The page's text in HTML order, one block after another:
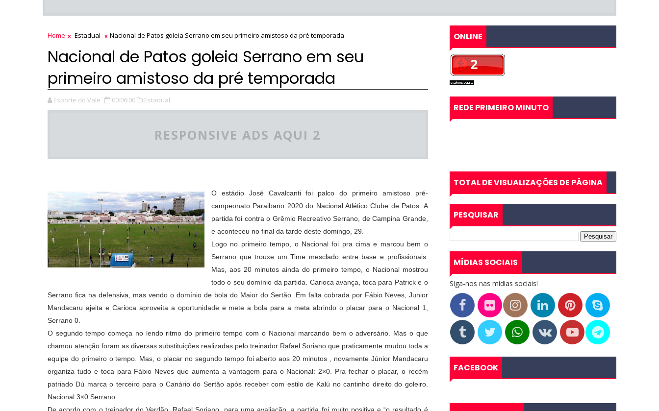
Home Estadual Nacional de Patos goleia Serrano em seu primeiro amistoso da pré temporada
Nacional de Patos goleia Serrano em seu
primeiro amistoso da pré temporada
Esporte do Vale 00:06:00 Estadual,
RESPONSIVE ADS AQUI 2
O estádio José Cavalcanti foi palco do primeiro amistoso pré-
campeonato Paraibano 2020 do Nacional Atlético Clube de Patos. A
partida foi contra o Grêmio Recreativo Serrano, de Campina Grande,
e aconteceu no final da tarde deste domingo, 29.
Logo no primeiro tempo, o Nacional foi pra cima e marcou bem o
Serrano que trouxe um Time mesclado entre base e profissionais.
Mas, aos 20 minutos ainda do primeiro tempo, o Nacional mostrou
todo o seu domínio da partida. Carioca avança, toca para Patrick e o
Serrano fica na defensiva, mas vendo o domínio de bola do Maior do Sertão. Em falta cobrada por Fábio Neves, Junior
Mandacaru ajeita e Carioca aproveita a oportunidade e mete a bola para a meta abrindo o placar para o Nacional 1,
Serrano 0.
O segundo tempo começa no lendo ritmo do primeiro tempo com o Nacional marcando bem o adversário. Mas o que
chamou atenção foram as diversas substituições realizadas pelo treinador Rafael Soriano que praticamente mudou toda a
equipe do primeiro o tempo. Mas, o placar no segundo tempo foi aberto aos 20 minutos , novamente Júnior Mandacaru
organiza tudo e toca para Fábio Neves que aumenta a vantagem para o Nacional: 2×0. Pra fechar o placar, o recém
patriado Dú marca o terceiro para o Canário do Sertão após receber com estilo de Kalú no cantinho direito do goleiro.
Nacional 3×0 Serrano.
ONLINE
REDE PRIMEIRO MINUTO
TOTAL DE VISUALIZAÇÕES DE PÁGINA
PESQUISAR
MÍDIAS SOCIAIS
Siga-nos nas mídias sociais!
FACEBOOK